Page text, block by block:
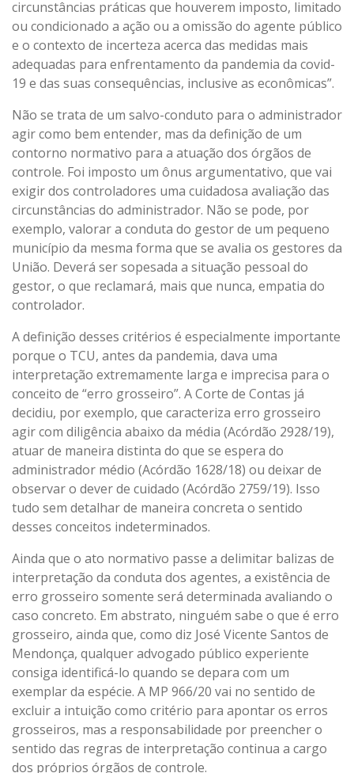
circunstâncias práticas que houverem imposto, limitado
ou condicionado a ação ou a omissão do agente público
e o contexto de incerteza acerca das medidas mais
adequadas para enfrentamento da pandemia da covid-
19 e das suas consequências, inclusive as econômicas”.
Não se trata de um salvo-conduto para o administrador
agir como bem entender, mas da definição de um
contorno normativo para a atuação dos órgãos de
controle. Foi imposto um ônus argumentativo, que vai
exigir dos controladores uma cuidadosa avaliação das
circunstâncias do administrador. Não se pode, por
exemplo, valorar a conduta do gestor de um pequeno
município da mesma forma que se avalia os gestores da
União. Deverá ser sopesada a situação pessoal do
gestor, o que reclamará, mais que nunca, empatia do
controlador.
A definição desses critérios é especialmente importante
porque o TCU, antes da pandemia, dava uma
interpretação extremamente larga e imprecisa para o
conceito de “erro grosseiro”. A Corte de Contas já
decidiu, por exemplo, que caracteriza erro grosseiro
agir com diligência abaixo da média (Acórdão 2928/19),
atuar de maneira distinta do que se espera do
administrador médio (Acórdão 1628/18) ou deixar de
observar o dever de cuidado (Acórdão 2759/19). Isso
tudo sem detalhar de maneira concreta o sentido
desses conceitos indeterminados.
Ainda que o ato normativo passe a delimitar balizas de
interpretação da conduta dos agentes, a existência de
erro grosseiro somente será determinada avaliando o
caso concreto. Em abstrato, ninguém sabe o que é erro
grosseiro, ainda que, como diz José Vicente Santos de
Mendonça, qualquer advogado público experiente
consiga identificá-lo quando se depara com um
exemplar da espécie. A MP 966/20 vai no sentido de
excluir a intuição como critério para apontar os erros
grosseiros, mas a responsabilidade por preencher o
sentido das regras de interpretação continua a cargo
dos próprios órgãos de controle.